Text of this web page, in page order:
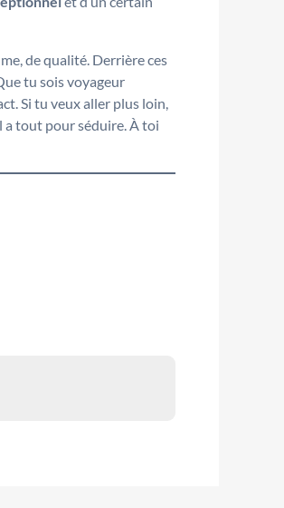
de qualité. Derrière ces
tu sois voyageur
Si tu veux aller plus loin,
a tout pour séduire. À toi